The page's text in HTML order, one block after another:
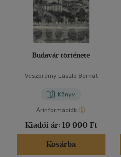
Budavár története
Veszprémy László Bernát
Könyv
Árinformációk
Kiadói ár: 19 990 Ft
Kosárba